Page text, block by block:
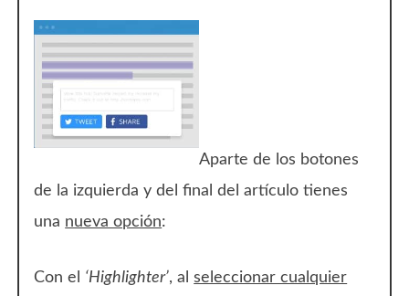
Aparte de los botones
de la izquierda y del final del artículo tienes
una nueva opción:
Con el ‘Highlighter’, alseleccionar cualquier